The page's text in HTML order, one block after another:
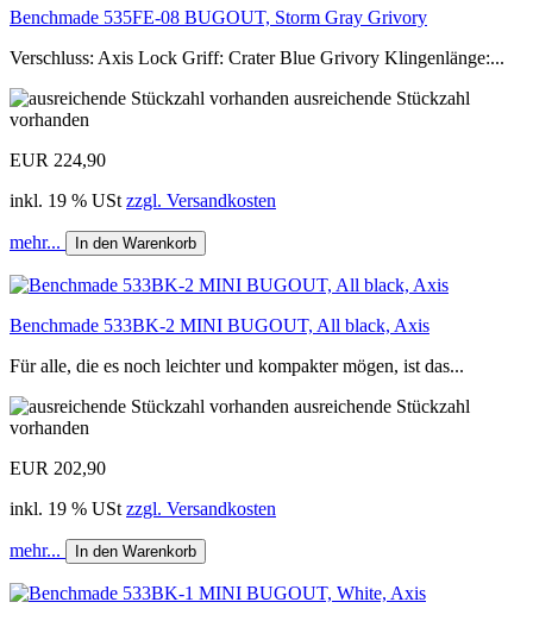
Benchmade 535FE-08 BUGOUT, Storm Gray Grivory
Verschluss: Axis Lock Griff: Crater Blue Grivory Klingenlänge:...
ausreichende Stückzahl
vorhanden
EUR 224,90
inkl. 19 % USt zzgl. Versandkosten
mehr... In den Warenkorb
Benchmade 533BK-2 MINI BUGOUT, All black, Axis
Für alle, die es noch leichter und kompakter mögen, ist das...
ausreichende Stückzahl
vorhanden
EUR 202,90
inkl. 19 % USt zzgl. Versandkosten
mehr... In den Warenkorb